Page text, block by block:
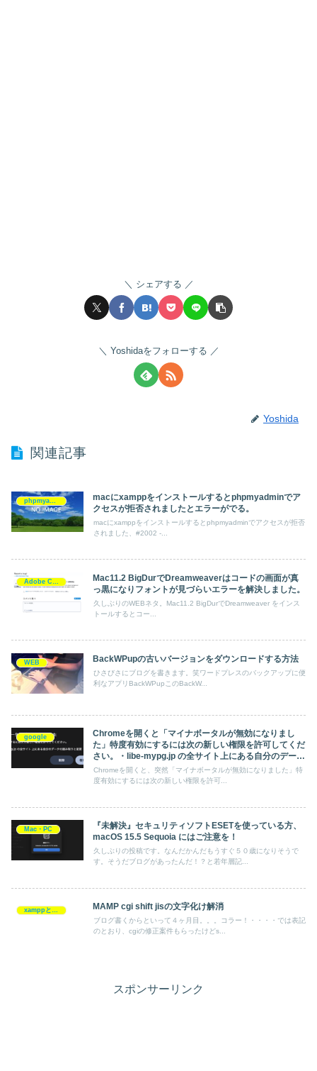
シェアする
Yoshidaをフォローする
Yoshida
関連記事
macにxamppをインストールするとphpmyadminでア
クセスが拒否されましたとエラーがでる。
macにxamppをインストールするとphpmyadminでアクセスが拒否
されました、#2002 -...
Mac11.2 BigDurでDreamweaverはコードの画面が真
っ黒になりフォントが見づらいエラーを解決しました。
久しぶりのWEBネタ。Mac11.2 BigDurでDreamweaver をインス
トールするとコー...
WEB BackWPupの古いバージョンをダウンロードする方法
ひさびさにブログを書きます。笑ワードプレスのバックアップに便
利なアプリBackWPupこのBackW...
google
Chromeを開くと「マイナボータルが無効になりまし
た」特度有効にするには次の新しい権限を許可してくだ
さい。・libe-mypg.jp の全サイト上にある自分のデータ
の読み取りと変更
Chromeを開くと、突然「マイナボータルが無効になりました」特
度有効にするには次の新しい権限を許可...
Mac・PC
『未解決』セキュリティソフトESETを使っている方、
macOS 15.5 Sequoia にはご注意を！
久しぶりの投稿です。なんだかんだもうすぐ５０歳になりそうで
す。そうだブログがあったんだ！？と若年層記...
xamppとMAMP MAMP cgi shift jisの文字化け解消
ブログ書くからといって４ヶ月目。。。コラー！・・・・では表記
のとおり、cgiの修正案件もらったけどs...
スポンサーリンク